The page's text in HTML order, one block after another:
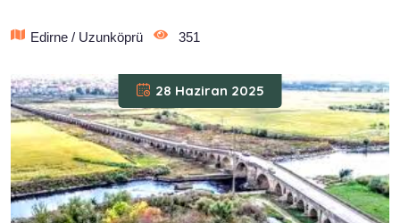
Edirne / Uzunköprü 351
28 Haziran 2025